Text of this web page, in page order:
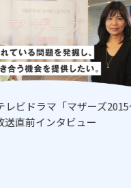
レビドラマ「マザーズ2015
送直前インタビュー